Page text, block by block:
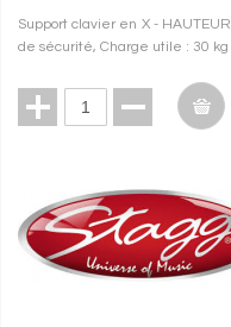
Support clavier en X -
de sécurité, Charge utile : 30 kg